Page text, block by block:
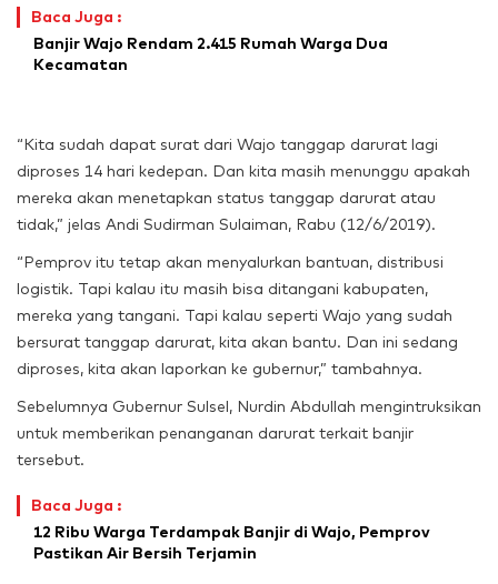
Baca Juga :
Banjir Wajo Rendam 2.415 Rumah Warga Dua
Kecamatan
“Kita sudah dapat surat dari Wajo tanggap darurat lagi
diproses 14 hari kedepan. Dan kita masih menunggu apakah
mereka akan menetapkan status tanggap darurat atau
tidak,” jelas Andi Sudirman Sulaiman, Rabu (12/6/2019).
“Pemprov itu tetap akan menyalurkan bantuan, distribusi
logistik. Tapi kalau itu masih bisa ditangani kabupaten,
mereka yang tangani. Tapi kalau seperti Wajo yang sudah
bersurat tanggap darurat, kita akan bantu. Dan ini sedang
diproses, kita akan laporkan ke gubernur,” tambahnya.
Sebelumnya Gubernur Sulsel, Nurdin Abdullah mengintruksikan
untuk memberikan penanganan darurat terkait banjir
tersebut.
Baca Juga :
12 Ribu Warga Terdampak Banjir di Wajo, Pemprov
Pastikan Air Bersih Terjamin